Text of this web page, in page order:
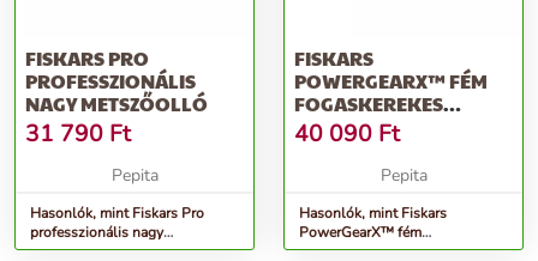
FISKARS PRO
PROFESSZIONÁLIS
NAGY METSZŐOLLÓ
31 790 Ft
Pepita
Hasonlók, mint Fiskars Pro
professzionális nagy
Metszőolló
FISKARS
POWERGEARX™ FÉM
FOGASKEREKES
ÁGVÁGÓ (L)
40 090 Ft
Pepita
Hasonlók, mint Fiskars
PowerGearX™ fém
fogaskerekes Ágvágó (L)